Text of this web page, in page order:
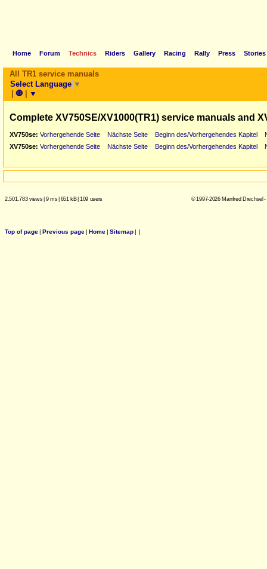
Home Forum Technics Riders Gallery Racing Rally Press Stories
All TR1 service manuals
Select Language ▼
| 🛑 | ▼
Complete XV750SE/XV1000(TR1) service manuals and
XV750se: Vorhergehende Seite Nächste Seite Beginn des/Vorhergehendes Kapitel
XV750se: Vorhergehende Seite Nächste Seite Beginn des/Vorhergehendes Kapitel
2.501.783 views| 9 ms| 651 kB| 109 users © 1997-2026 Manfred Drechsel
Top of page| Previous page| Home| Sitemap| |